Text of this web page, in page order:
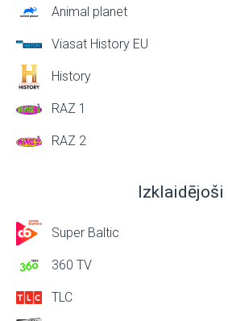
Animal planet
Viasat History EU
History
RAZ 1
RAZ 2
Izklaidējoši
Super Baltic
360 TV
TLC